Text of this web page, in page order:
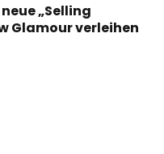
„Selling
Glamour verleihen